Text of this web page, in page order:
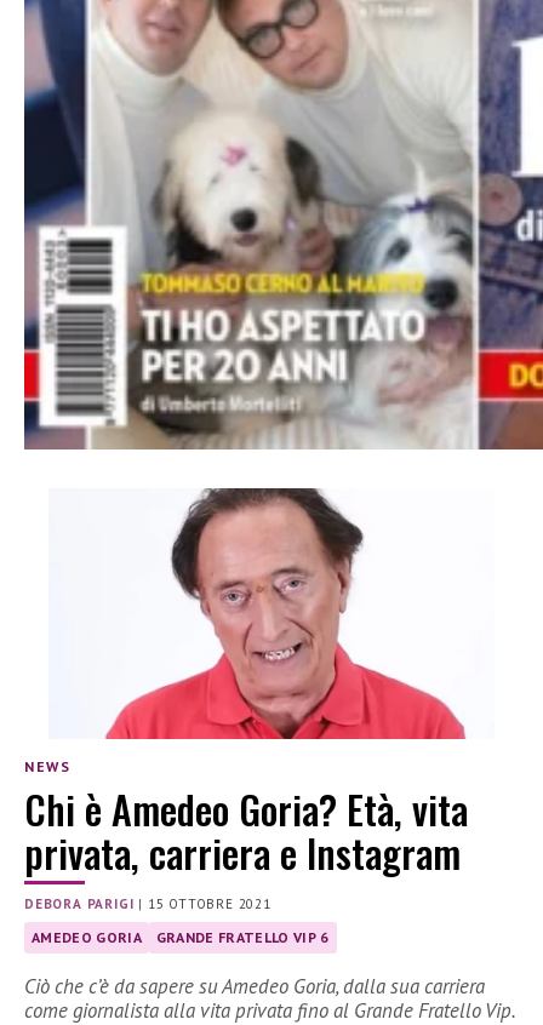
NEWS
Chi è Amedeo Goria? Età, vita
privata, carriera e Instagram
DEBORA PARIGI | 15 OTTOBRE 2021
AMEDEO GORIA GRANDE FRATELLO VIP 6
Ciò che c’è da sapere su Amedeo Goria, dalla sua carriera
come giornalista alla vita privata fino al Grande Fratello Vip.